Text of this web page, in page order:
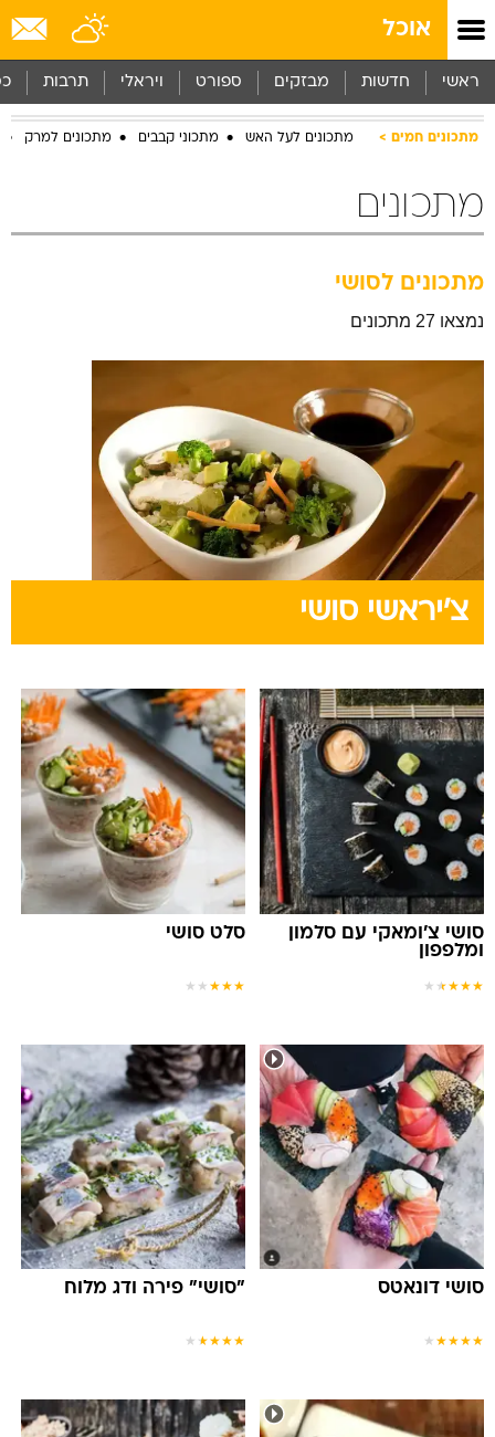
אוכל
ראשי חדשות מבזקים ספורט ויראלי תרבות
מתכונים חמים מתכונים לעל האש מתכוני קבבים מתכונים למרק
מתכונים
מתכונים לסושי
נמצאו 27 מתכונים
צ'יראשי סושי
סושי צ'ומאקי עם סלמון
ומלפפון
★
★
★
★
★
סלט סושי
★
★
★
★
★
סושי דונאטס
★
★
★
★
★
"סושי" פירה ודג מלוח
★
★
★
★
★